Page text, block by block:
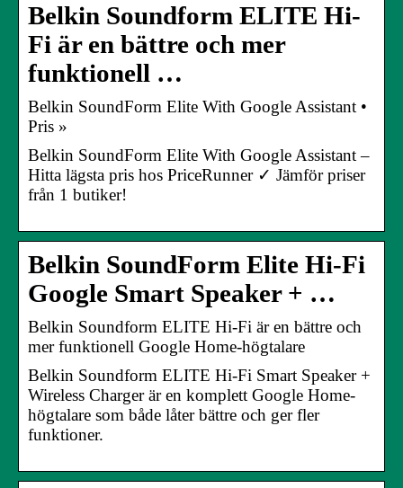
Belkin Soundform ELITE Hi-
Fi är en bättre och mer
funktionell …
Belkin SoundForm Elite With Google Assistant •
Pris »
Belkin SoundForm Elite With Google Assistant –
Hitta lägsta pris hos PriceRunner ✓ Jämför priser
från 1 butiker!
Belkin SoundForm Elite Hi-Fi
Google Smart Speaker + …
Belkin Soundform ELITE Hi-Fi är en bättre och
mer funktionell Google Home-högtalare
Belkin Soundform ELITE Hi-Fi Smart Speaker +
Wireless Charger är en komplett Google Home-
högtalare som både låter bättre och ger fler
funktioner.